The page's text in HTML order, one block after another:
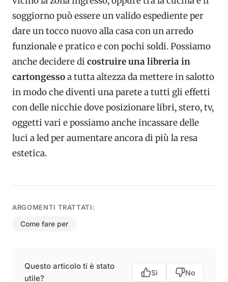
soggiorno può essere un valido espediente per
dare un tocco nuovo alla casa con un arredo
funzionale e pratico e con pochi soldi. Possiamo
anche decidere di costruire una libreria in
cartongessoa tutta altezza da mettere in salotto
in modo che diventi una parete a tutti gli effetti
con delle nicchie dove posizionare libri, stero, tv,
oggetti vari e possiamo anche incassare delle
luci a led per aumentare ancora di più la resa
estetica.
ARGOMENTI TRATTATI:
Come fare per
Questo articolo ti è stato
utile?
Si No